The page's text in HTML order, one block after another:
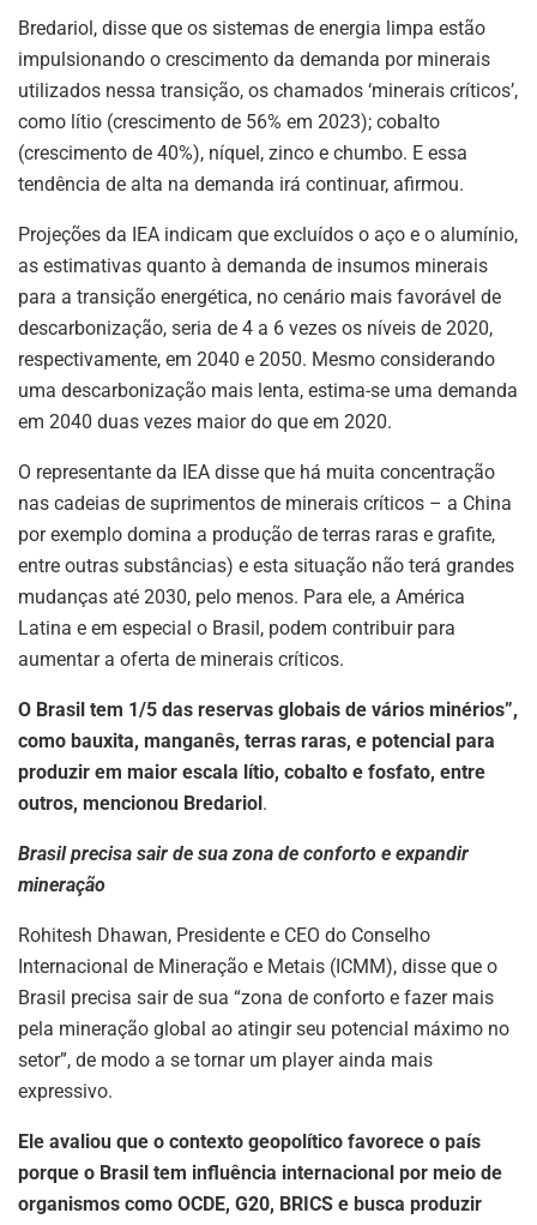
at
s
A
p
p
k
e
dI
n
c
e
b
o
o
k
e
gr
a
m
ai
l
ar
e
Bredariol, disse que os sistemas de energia limpa estão
impulsionando o crescimento da demanda por minerais
utilizados nessa transição, os chamados ‘minerais críticos’,
como lítio (crescimento de 56% em 2023); cobalto
(crescimento de 40%), níquel, zinco e chumbo. E essa
tendência de alta na demanda irá continuar, afirmou.
Projeções da IEA indicam que excluídos o aço e o alumínio,
as estimativas quanto à demanda de insumos minerais
para a transição energética, no cenário mais favorável de
descarbonização, seria de 4 a 6 vezes os níveis de 2020,
respectivamente, em 2040 e 2050. Mesmo considerando
uma descarbonização mais lenta, estima-se uma demanda
em 2040 duas vezes maior do que em 2020.
O representante da IEA disse que há muita concentração
nas cadeias de suprimentos de minerais críticos – a China
por exemplo domina a produção de terras raras e grafite,
entre outras substâncias) e esta situação não terá grandes
mudanças até 2030, pelo menos. Para ele, a América
Latina e em especial o Brasil, podem contribuir para
aumentar a oferta de minerais críticos.
O Brasil tem 1/5 das reservas globais de vários minérios”,
como bauxita, manganês, terras raras, e potencial para
produzir em maior escala lítio, cobalto e fosfato, entre
outros, mencionou Bredariol.
Brasil precisa sair de sua zona de conforto e expandir
mineração
Rohitesh Dhawan, Presidente e CEO do Conselho
Internacional de Mineração e Metais (ICMM), disse que o
Brasil precisa sair de sua “zona de conforto e fazer mais
pela mineração global ao atingir seu potencial máximo no
setor”, de modo a se tornar um player ainda mais
expressivo.
Ele avaliou que o contexto geopolítico favorece o país
porque o Brasil tem influência internacional por meio de
organismos como OCDE, G20, BRICS e busca produzir